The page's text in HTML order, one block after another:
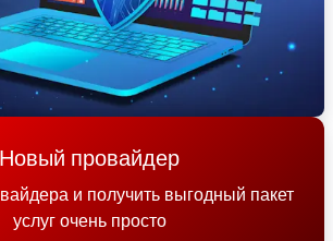
Новый провайдер
и получить выгодный пакет
услуг очень просто